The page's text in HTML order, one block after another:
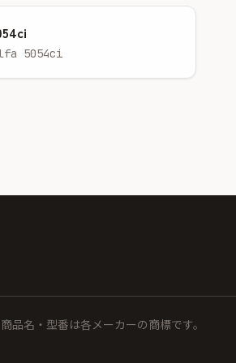
5054ci
名・型番は各メーカーの商標です。